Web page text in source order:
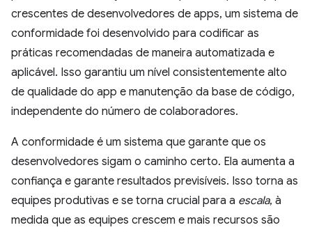
crescentes de desenvolvedores de apps, um sistema de
conformidade foi desenvolvido para codificar as
práticas recomendadas de maneira automatizada e
aplicável. Isso garantiu um nível consistentemente alto
de qualidade do app e manutenção da base de código,
independente do número de colaboradores.
A conformidade é um sistema que garante que os
desenvolvedores sigam o caminho certo. Ela aumenta a
confiança e garante resultados previsíveis. Isso torna as
equipes produtivas e se torna crucial para a escala, à
medida que as equipes crescem e mais recursos são